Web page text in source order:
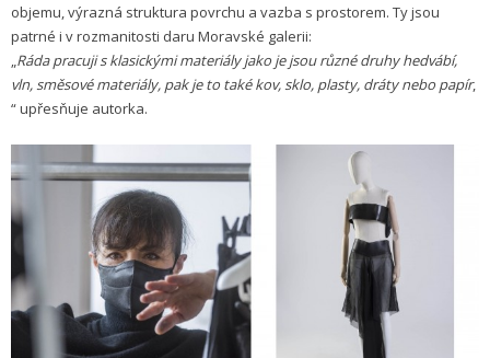
objemu, výrazná struktura povrchu a vazba s prostorem. Ty jsou
patrné i v rozmanitosti daru Moravské galerii:
„Ráda pracuji s klasickými materiály jako je jsou různé druhy hedvábí,
vln, směsové materiály, pak je to také kov, sklo, plasty, dráty nebo papír,
“ upřesňuje autorka.